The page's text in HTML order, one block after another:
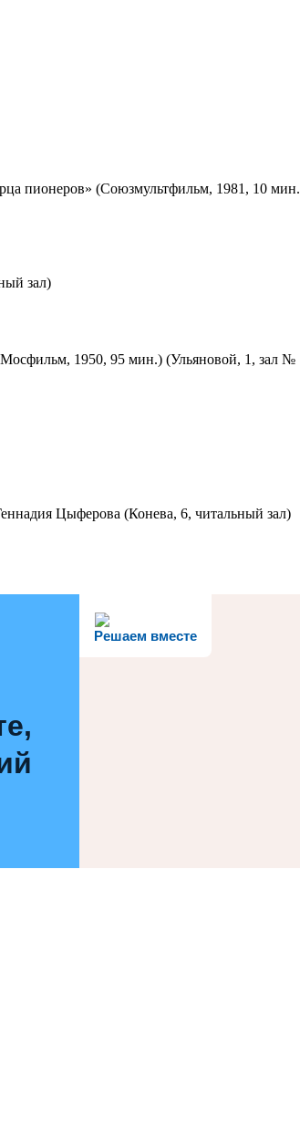
пионеров» (Союзмультфильм, 1981, 10
зал)
1950, 95 мин.) (Ульяновой, 1, зал №
Цыферова (Конева, 6, читальный зал)
Решаем вместе